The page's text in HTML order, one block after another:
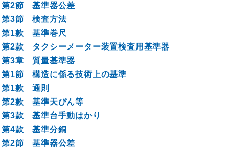
第2節 基準器公差
第3節 検査方法
第1款 基準巻尺
第2款 タクシーメーター装置検査用基準器
第3章 質量基準器
第1節 構造に係る技術上の基準
第1款 通則
第2款 基準天びん等
第3款 基準台手動はかり
第4款 基準分銅
第2節 基準器公差